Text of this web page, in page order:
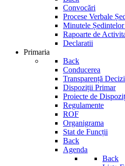
Convocări
Procese Verbale
Minutele
Rapoarte de
Declaratii
Primaria
Back
Conducerea
Transparență
Dispoziții Primar
Proiecte de
Regulamente
ROF
Organigrama
Stat de Funcții
Back
Agenda
Back